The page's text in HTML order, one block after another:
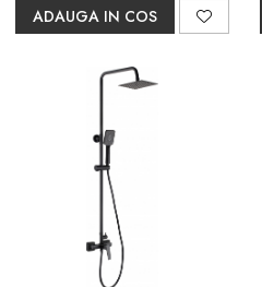
ADAUGA IN COS